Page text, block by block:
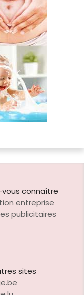
vous connaître
entreprise
publicitaires
sites